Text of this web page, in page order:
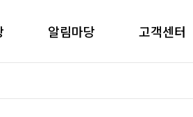
알림마당
입찰공고
고객센터
자주묻는 질문